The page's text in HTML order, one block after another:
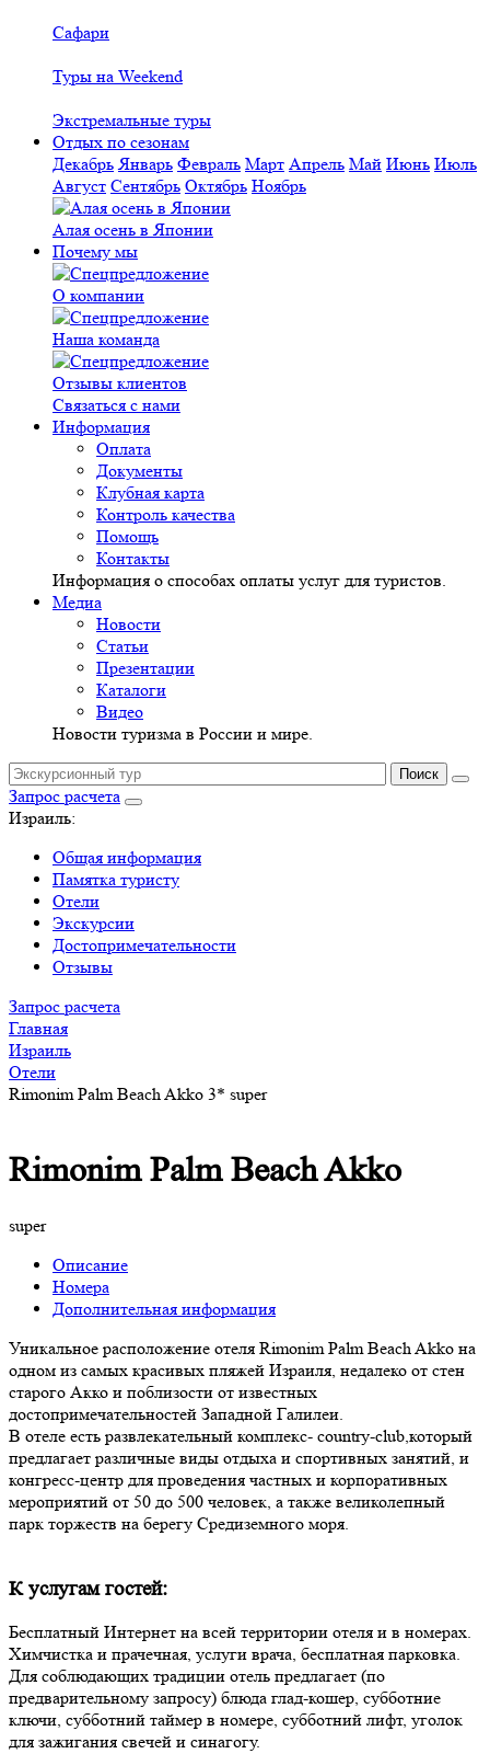
Сафари
Туры на Weekend
Экстремальные туры
Отдых по сезонам
Декабрь Январь Февраль Март Апрель Май Июнь Июль
Август Сентябрь Октябрь Ноябрь
Алая осень в Японии
Почему мы
О компании
Наша команда
Отзывы клиентов
Связаться с нами
Информация
Оплата
Документы
Клубная карта
Контроль качества
Помощь
Контакты
Информация о способах оплаты услуг для туристов.
Медиа
Новости
Статьи
Презентации
Каталоги
Видео
Новости туризма в России и мире.
Запрос расчета
Израиль:
Общая информация
Памятка туристу
Отели
Экскурсии
Достопримечательности
Отзывы
Запрос расчета
Главная
Израиль
Отели
Rimonim Palm Beach Akko 3* super
Rimonim Palm Beach Akko
super
Описание
Номера
Дополнительная информация
Уникальное расположение отеля Rimonim Palm Beach Akko на
одном из самых красивых пляжей Израиля, недалеко от стен
старого Акко и поблизости от известных
достопримечательностей Западной Галилеи.
В отеле есть развлекательный комплекс- country-club,который
предлагает различные виды отдыха и спортивных занятий, и
конгресс-центр для проведения частных и корпоративных
мероприятий от 50 до 500 человек, а также великолепный
парк торжеств на берегу Средиземного моря.
К услугам гостей:
Бесплатный Интернет на всей территории отеля и в номерах.
Химчистка и прачечная, услуги врача, бесплатная парковка.
Для соблюдающих традиции отель предлагает (по
предварительному запросу) блюда глад-кошер, субботние
ключи, субботний таймер в номере, субботний лифт, уголок
для зажигания свечей и синагогу.